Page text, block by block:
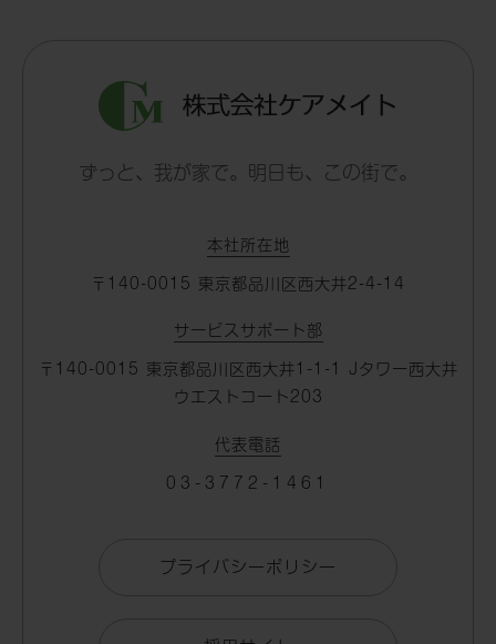
ずっと、我が家で。明日も、この街で。
本社所在地
〒140-0015 東京都品川区⻄大井2-4-14
サービスサポート部
〒140-0015 東京都品川区⻄大井1-1-1 Jタワー⻄大井
ウエストコート203
代表電話
03-3772-1461
プライバシーポリシー